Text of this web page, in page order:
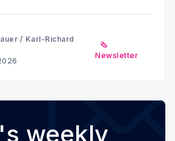
/ Karl-Richard
🗞️
Newsletter
weekly